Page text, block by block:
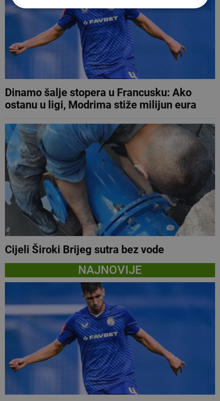
Dinamo šalje stopera u Francusku: Ako
ostanu u ligi, Modrima stiže milijun eura
Cijeli Široki Brijeg sutra bez vode
NAJNOVIJE